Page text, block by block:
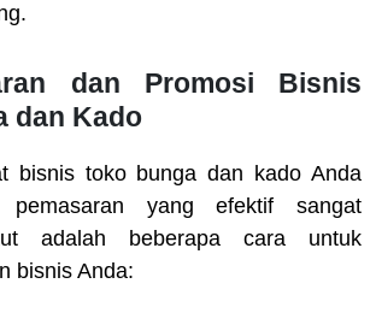
dan Promosi Bisnis
dan Kado
bisnis toko bunga dan kado Anda
pemasaran yang efektif sangat
adalah beberapa cara untuk
bisnis Anda: